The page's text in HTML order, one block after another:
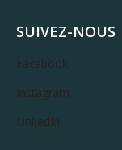
SUIVEZ-NOUS
Facebook
Instagram
LinkedIn